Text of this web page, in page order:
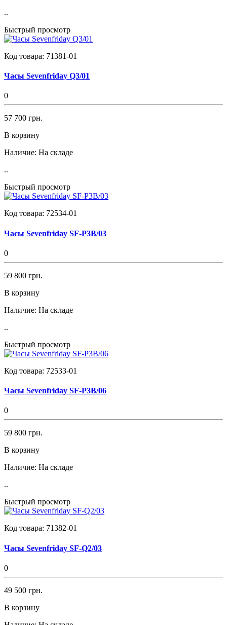
..
Быстрый просмотр
Код товара: 71381-01
Часы Sevenfriday Q3/01
0
57 700 грн.
В корзину
Наличие: На складе
..
Быстрый просмотр
Код товара: 72534-01
Часы Sevenfriday SF-P3B/03
0
59 800 грн.
В корзину
Наличие: На складе
..
Быстрый просмотр
Код товара: 72533-01
Часы Sevenfriday SF-P3B/06
0
59 800 грн.
В корзину
Наличие: На складе
..
Быстрый просмотр
Код товара: 71382-01
Часы Sevenfriday SF-Q2/03
0
49 500 грн.
В корзину